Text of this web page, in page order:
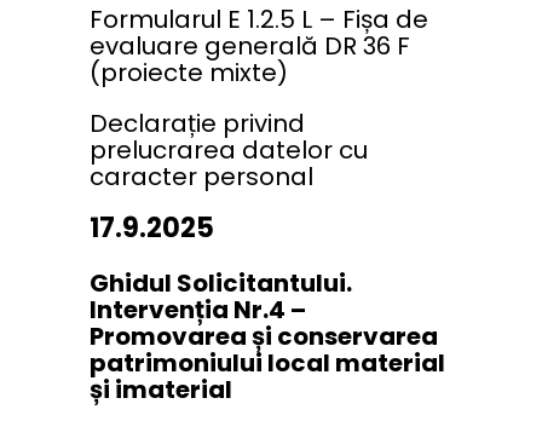
Formularul E 1.2.5 L – Fișa de
evaluare generală DR 36 F
(proiecte mixte)
Declarație privind
prelucrarea datelor cu
caracter personal
17.9.2025
Ghidul Solicitantului.
Intervenția Nr.4 –
Promovarea și conservarea
patrimoniului local material
și imaterial